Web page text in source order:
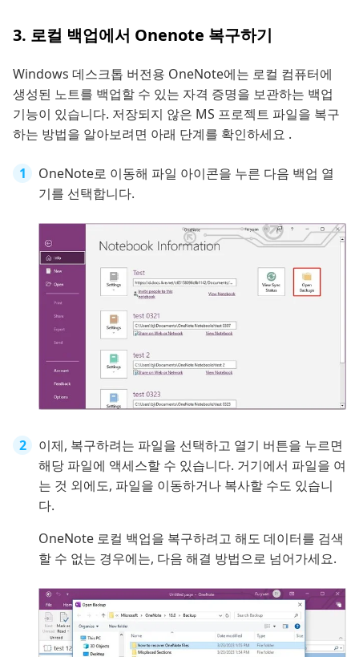
3. 로컬 백업에서 Onenote 복구하기
Windows 데스크톱 버전용 OneNote에는 로컬 컴퓨터에
생성된 노트를 백업할 수 있는 자격 증명을 보관하는 백업
기능이 있습니다. 저장되지 않은 MS 프로젝트 파일을 복구
하는 방법을 알아보려면 아래 단계를 확인하세요 .
OneNote로 이동해 파일 아이콘을 누른 다음 백업 열
기를 선택합니다.
이제, 복구하려는 파일을 선택하고 열기 버튼을 누르면
해당 파일에 액세스할 수 있습니다. 거기에서 파일을 여
는 것 외에도, 파일을 이동하거나 복사할 수도 있습니
다.
OneNote 로컬 백업을 복구하려고 해도 데이터를 검색
할 수 없는 경우에는, 다음 해결 방법으로 넘어가세요.